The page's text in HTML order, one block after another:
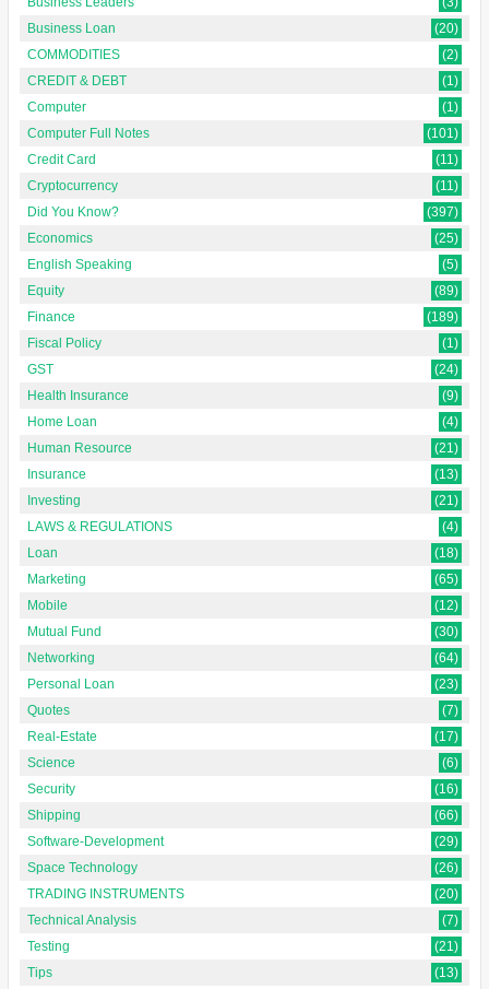
Business Loan
(20)
COMMODITIES
(2)
CREDIT & DEBT
(1)
Computer
(1)
Computer Full Notes
(101)
Credit Card
(11)
Cryptocurrency
(11)
Did You Know?
(397)
Economics
(25)
English Speaking
(5)
Equity
(89)
Finance
(189)
Fiscal Policy
(1)
GST
(24)
Health Insurance
(9)
Home Loan
(4)
Human Resource
(21)
Insurance
(13)
Investing
(21)
LAWS & REGULATIONS
(4)
Loan
(18)
Marketing
(65)
Mobile
(12)
Mutual Fund
(30)
Networking
(64)
Personal Loan
(23)
Quotes
(7)
Real-Estate
(17)
Science
(6)
Security
(16)
Shipping
(66)
Software-Development
(29)
Space Technology
(26)
TRADING INSTRUMENTS
(20)
Technical Analysis
(7)
Testing
(21)
Tips
(13)